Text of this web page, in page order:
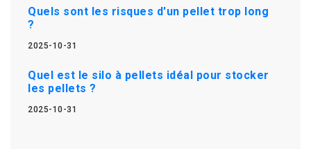
Quels sont les risques d'un pellet trop long
?
2025-10-31
Quel est le silo à pellets idéal pour stocker
les pellets ?
2025-10-31